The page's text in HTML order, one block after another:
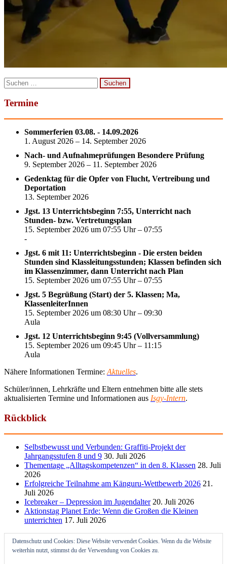
Suchen
nach:
Termine
Sommerferien 03.08. - 14.09.2026
1. August 2026 – 14. September 2026
Nach- und Aufnahmeprüfungen Besondere Prüfung
9. September 2026 – 11. September 2026
Gedenktag für die Opfer von Flucht, Vertreibung und
Deportation
13. September 2026
Jgst. 13 Unterrichtsbeginn 7:55, Unterricht nach
Stunden- bzw. Vertretungsplan
15. September 2026 um 07:55 Uhr – 07:55
-
Jgst. 6 mit 11: Unterrichtsbeginn - Die ersten beiden
Stunden sind Klassleitungsstunden; Klassen befinden sich
im Klassenzimmer, dann Unterricht nach Plan
15. September 2026 um 07:55 Uhr – 07:55
Jgst. 5 Begrüßung (Start) der 5. Klassen; Ma,
KlassenleiterInnen
15. September 2026 um 08:30 Uhr – 09:30
Aula
Jgst. 12 Unterrichtsbeginn 9:45 (Vollversammlung)
15. September 2026 um 09:45 Uhr – 11:15
Aula
Nähere Informationen Termine: Aktuelles.
Schüler/innen, Lehrkräfte und Eltern entnehmen bitte alle stets
aktualisierten Termine und Informationen aus Isgy-Intern.
Rückblick
Selbstbewusst und Verbunden: Graffiti-Projekt der
Jahrgangsstufen 8 und 9 30. Juli 2026
Thementage „Alltagskompetenzen“ in den 8. Klassen 28. Juli
2026
Erfolgreiche Teilnahme am Känguru-Wettbewerb 2026 21.
Juli 2026
Icebreaker – Depression im Jugendalter 20. Juli 2026
Aktionstag Planet Erde: Wenn die Großen die Kleinen
unterrichten 17. Juli 2026
Datenschutz und Cookies: Diese Website verwendet Cookies. Wenn du die Website
weiterhin nutzt, stimmst du der Verwendung von Cookies zu.